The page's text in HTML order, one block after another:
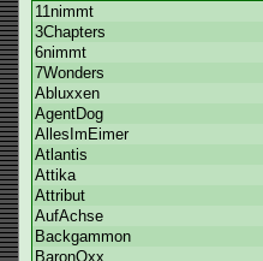
11nimmt
3Chapters
6nimmt
7Wonders
Abluxxen
AgentDog
AllesImEimer
Atlantis
Attika
Attribut
AufAchse
Backgammon
BaronOxx